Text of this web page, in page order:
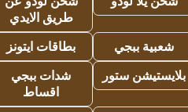
طريق الايدي
شعبية ببجي
بطاقات ايتونز
بلايستيشن ستور
شدات ببجي
اقساط